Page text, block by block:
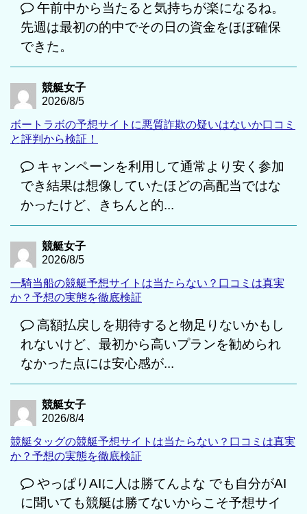
午前中から当たると気持ちが楽になるね。
先週は最初の的中でその日の資金をほぼ確保
できた。
競艇女子
2026/8/5
ボートラボの予想サイトに悪質詐欺の疑いはないか口コミ
と評判から検証！
キャンペーンを利用して通常より安く参加
でき結果は想像していたほどの高配当ではな
かったけど、きちんと的...
競艇女子
2026/8/5
一騎当船の競艇予想サイトは当たらない？口コミは真実
か？予想の実態を徹底検証
高額払戻しを期待すると物足りないかもし
れないけど、最初から高いプランを勧められ
なかった点には安心感が...
競艇女子
2026/8/4
競艇タッグの競艇予想サイトは当たらない？口コミは真実
か？予想の実態を徹底検証
やっぱりAIに人は勝てんよな でも自分がAI
に聞いても競艇は勝てないからこそ予想サイ